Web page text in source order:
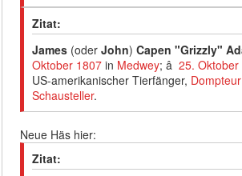
Zitat:
James (oderJohn)Capen "Grizzly"
Oktober 1807 in Medwey; â25. Oktober
US-amerikanischer Tierfänger, Dompteur
Schausteller.
Neue Häs hier:
Zitat: